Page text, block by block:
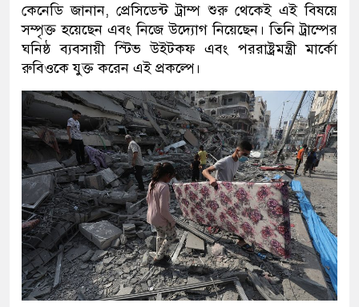
কেনেডি জানান, প্রেসিডেন্ট ট্রাম্প শুরু থেকেই এই বিষয়ে
সম্পৃক্ত হয়েছেন এবং নিজে উদ্যোগ নিয়েছেন। তিনি ট্রাম্পের
ঘনিষ্ঠ ব্যবসায়ী স্টিভ উইটকফ এবং পররাষ্ট্রমন্ত্রী মার্কো
রুবিওকে যুক্ত করেন এই প্রকল্পে।